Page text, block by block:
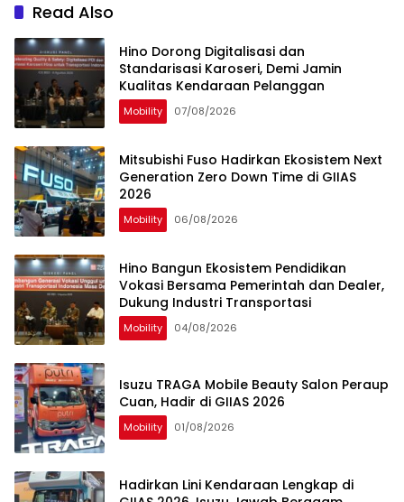
Read Also
Hino Dorong Digitalisasi dan
Standarisasi Karoseri, Demi Jamin
Kualitas Kendaraan Pelanggan
Mobility 07/08/2026
Mitsubishi Fuso Hadirkan Ekosistem Next
Generation Zero Down Time di GIIAS
2026
Mobility 06/08/2026
Hino Bangun Ekosistem Pendidikan
Vokasi Bersama Pemerintah dan Dealer,
Dukung Industri Transportasi
Mobility 04/08/2026
Isuzu TRAGA Mobile Beauty Salon Peraup
Cuan, Hadir di GIIAS 2026
Mobility 01/08/2026
Hadirkan Lini Kendaraan Lengkap di